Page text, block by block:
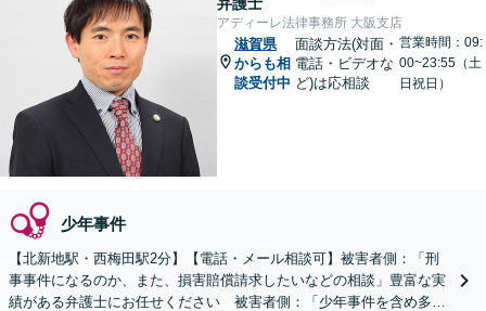
アディーレ法律事務所 大阪支店
滋賀県
からも相
談受付中
面談方法(対面・
電話・ビデオな
ど)は応相談
営業時間：09:
00~23:55（土
日祝日）
少年事件
【北新地駅・西梅田駅2分】【電話・メール相談可】被害者側：「刑
事事件になるのか、また、損害賠償請求したいなどの相談」豊富な実
績がある弁護士にお任せください 被害者側：「少年事件を含め多く